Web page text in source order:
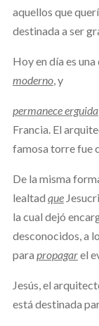
aquellos que
destinada a ser
Hoy en día es una
moderno, y
permanece erguida
Francia. El
famosa torre fue
De la misma
lealtad que
la cual dejó
desconocidos, a
para propagarel
Jesús, el
está destinada